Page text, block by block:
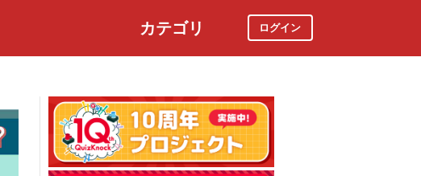
カテゴリ ログイン